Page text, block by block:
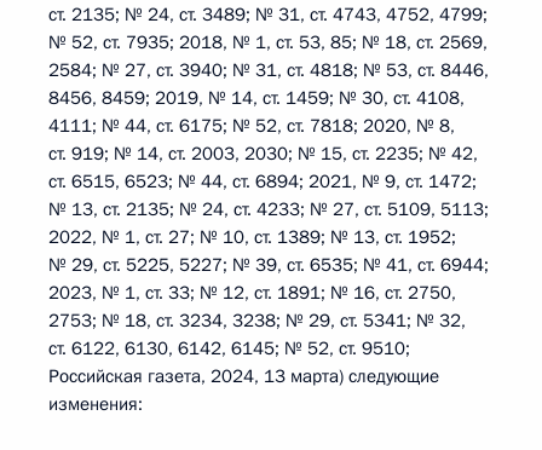
ст. 2135; № 24, ст. 3489; № 31, ст. 4743, 4752, 4799;
№ 52, ст. 7935; 2018, № 1, ст. 53, 85; № 18, ст. 2569,
2584; № 27, ст. 3940; № 31, ст. 4818; № 53, ст. 8446,
8456, 8459; 2019, № 14, ст. 1459; № 30, ст. 4108,
4111; № 44, ст. 6175; № 52, ст. 7818; 2020, № 8,
ст. 919; № 14, ст. 2003, 2030; № 15, ст. 2235; № 42,
ст. 6515, 6523; № 44, ст. 6894; 2021, № 9, ст. 1472;
№ 13, ст. 2135; № 24, ст. 4233; № 27, ст. 5109, 5113;
2022, № 1, ст. 27; № 10, ст. 1389; № 13, ст. 1952;
№ 29, ст. 5225, 5227; № 39, ст. 6535; № 41, ст. 6944;
2023, № 1, ст. 33; № 12, ст. 1891; № 16, ст. 2750,
2753; № 18, ст. 3234, 3238; № 29, ст. 5341; № 32,
ст. 6122, 6130, 6142, 6145; № 52, ст. 9510;
Российская газета, 2024, 13 марта) следующие
изменения: